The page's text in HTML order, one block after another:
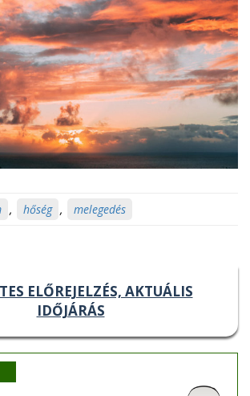
, hőség , melegedés
ELŐREJELZÉS, AKTUÁLIS
IDŐJÁRÁS